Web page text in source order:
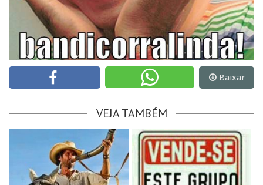
Baixar
VEJA TAMBÉM